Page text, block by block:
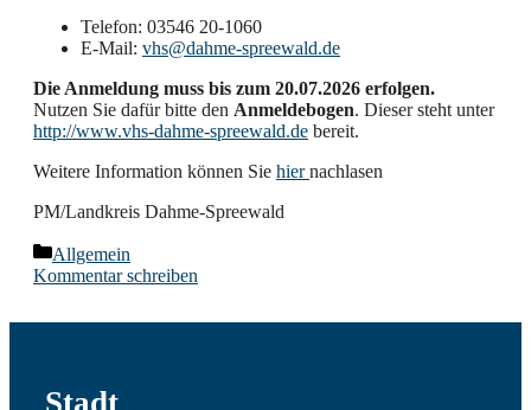
Telefon: 03546 20-1060
E-Mail: vhs@dahme-spree­wald.de
Die Anmeldung muss bis zum 20.07.2026 erfolgen.
Nutzen Sie dafür bitte den Anmeldebogen. Dieser steht unter
http://www.vhs-dahme-spree­wald.de bereit.
Weitere Information können Sie hiernachlasen
PM/Landkreis Dahme-Spreewald
Kategorien
Allgemein
Kommentar schreiben
Stadt